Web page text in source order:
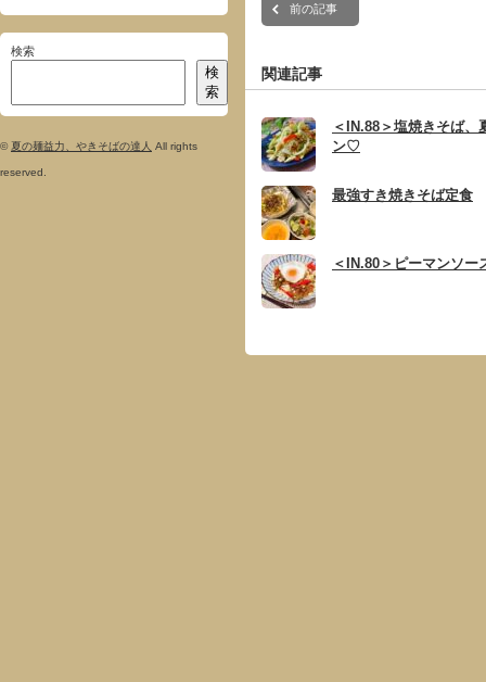
検索
検
索
©夏の麺益力、やきそばの達人 All rights
reserved.
前の記事
関連記事
＜IN.88＞塩焼きそば、
ン♡
最強すき焼きそば定食
＜IN.80＞ピーマンソー